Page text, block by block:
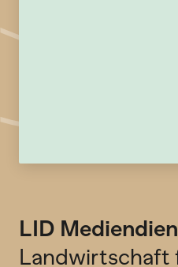
LID
Landwirtschaft